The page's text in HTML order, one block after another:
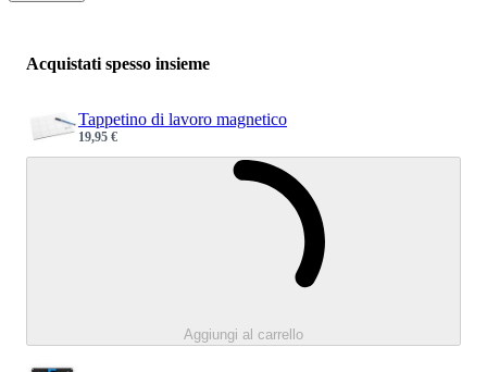
Acquistati spesso insieme
Tappetino di lavoro magnetico
Sale price
19,95 €
Aggiungi al carrello